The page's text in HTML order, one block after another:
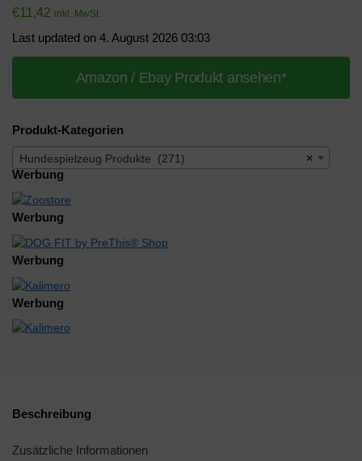
€11,42 inkl. MwSt.
Last updated on 4. August 2026 03:03
Amazon / Ebay Produkt ansehen*
Produkt-Kategorien
×
Hundespielzeug Produkte (271)
Werbung
Werbung
Werbung
Werbung
Beschreibung
Zusätzliche Informationen